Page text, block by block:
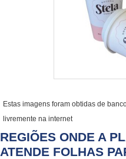
Estas imagens foram obtidas de
livremente na internet
REGIÕES ONDE A
ATENDE FOLHAS